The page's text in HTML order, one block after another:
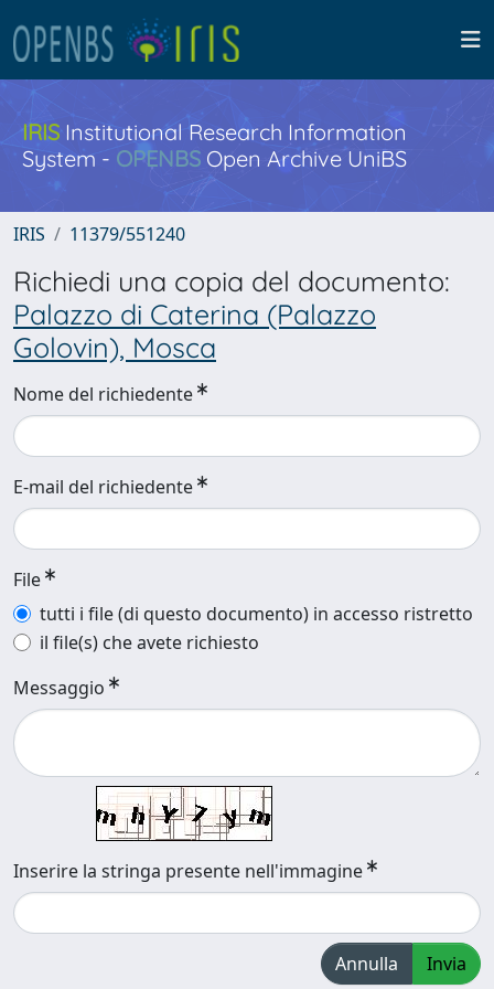
IRISInstitutional Research Information
System - OPENBS Open Archive UniBS
IRIS 11379/551240
Richiedi una copia del documento:
Palazzo di Caterina (Palazzo
Golovin), Mosca
Nome del richiedente
E-mail del richiedente
File
tutti i file (di questo documento) in accesso ristretto
il file(s) che avete richiesto
Messaggio
Inserire la stringa presente nell'immagine
Annulla Invia